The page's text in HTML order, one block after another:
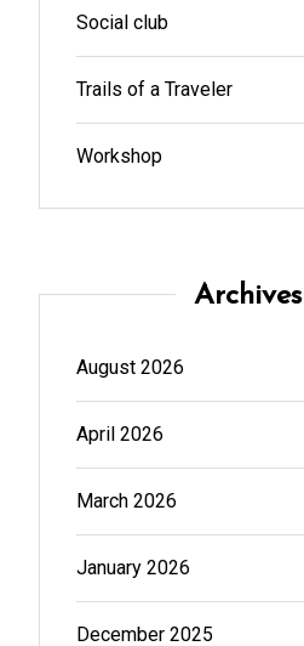
Social club
Trails of a Traveler
Workshop
Archives
August 2026
April 2026
March 2026
January 2026
December 2025